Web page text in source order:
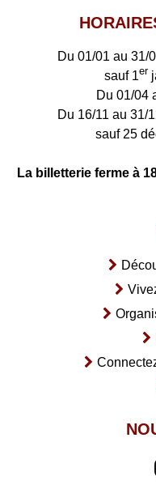
Du 01/01 au 31/
sauf 1er
Du 01/04
Du 16/11 au 31/
sauf 25
La billetterie ferme à